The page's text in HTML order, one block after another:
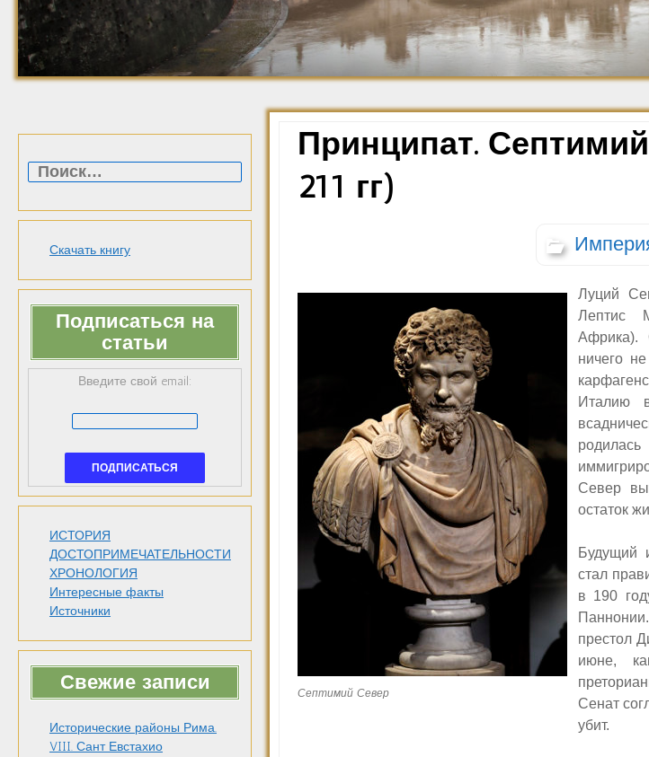
Средневековье
Возрождение и
Барокко
Скачать книгу
Подписаться на
статьи
Введите свой email:
ИСТОРИЯ
ДОСТОПРИМЕЧАТЕЛЬНОСТИ
ХРОНОЛОГИЯ
Интересные факты
Источники
Свежие записи
Исторические районы Рима.
VIII. Сант Евстахио
Принципат.
211 гг)
Септимий Север
Луций
Лептис
Африка).
ничего
Италию
Север
остаток
Будущий
стал
в 190
престол
июне,
Сенат
убит.